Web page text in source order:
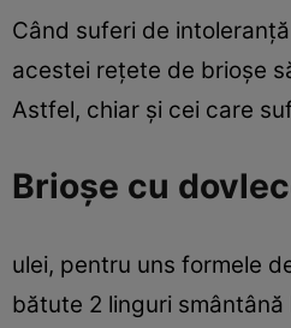
Când suferi de
acestei reţete de brioşe
Astfel, chiar şi cei care
Brioşe cu
ulei, pentru uns formele
bătute 2 linguri